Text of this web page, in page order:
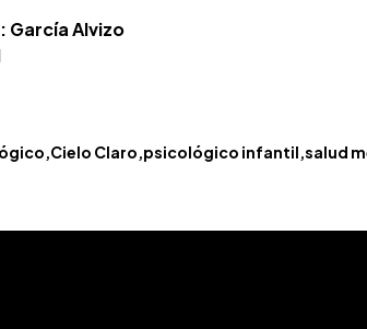
García Alvizo
Cielo Claro psicológico infantil salud